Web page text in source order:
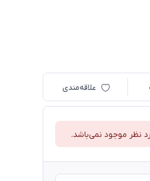
علاقه‌مندی
نظر موجود نمی‌باشد.